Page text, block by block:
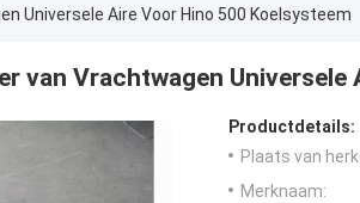
Universele Aire Voor Hino 500 Koelsysteem
van Vrachtwagen Universele
Productdetails:
Plaats van
Merknaam: